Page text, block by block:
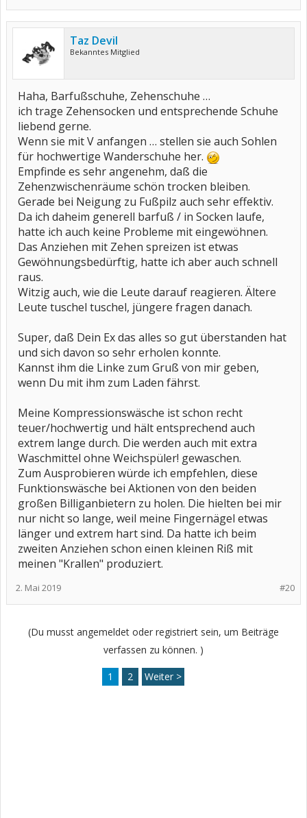
Taz Devil
Bekanntes Mitglied
Haha, Barfußschuhe, Zehenschuhe …
ich trage Zehensocken und entsprechende Schuhe
liebend gerne.
Wenn sie mit V anfangen … stellen sie auch Sohlen
für hochwertige Wanderschuhe her.
Empfinde es sehr angenehm, daß die
Zehenzwischenräume schön trocken bleiben.
Gerade bei Neigung zu Fußpilz auch sehr effektiv.
Da ich daheim generell barfuß / in Socken laufe,
hatte ich auch keine Probleme mit eingewöhnen.
Das Anziehen mit Zehen spreizen ist etwas
Gewöhnungsbedürftig, hatte ich aber auch schnell
raus.
Witzig auch, wie die Leute darauf reagieren. Ältere
Leute tuschel tuschel, jüngere fragen danach.
Super, daß Dein Ex das alles so gut überstanden hat
und sich davon so sehr erholen konnte.
Kannst ihm die Linke zum Gruß von mir geben,
wenn Du mit ihm zum Laden fährst.
Meine Kompressionswäsche ist schon recht
teuer/hochwertig und hält entsprechend auch
extrem lange durch. Die werden auch mit extra
Waschmittel ohne Weichspüler! gewaschen.
Zum Ausprobieren würde ich empfehlen, diese
Funktionswäsche bei Aktionen von den beiden
großen Billiganbietern zu holen. Die hielten bei mir
nur nicht so lange, weil meine Fingernägel etwas
länger und extrem hart sind. Da hatte ich beim
zweiten Anziehen schon einen kleinen Riß mit
meinen "Krallen" produziert.
#20
2. Mai 2019
(Du musst angemeldet oder registriert sein, um Beiträge
verfassen zu können. )
1 2 Weiter >